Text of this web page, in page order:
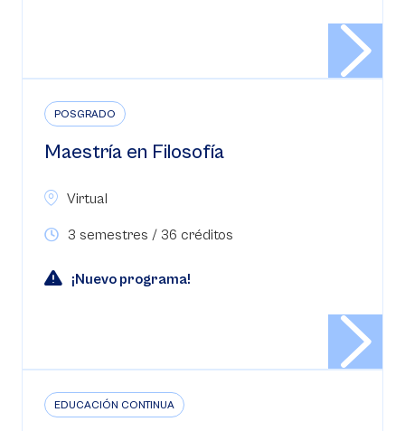
POSGRADO
Maestría en Filosofía
Virtual
3 semestres / 36 créditos
¡Nuevo programa!
EDUCACIÓN CONTINUA